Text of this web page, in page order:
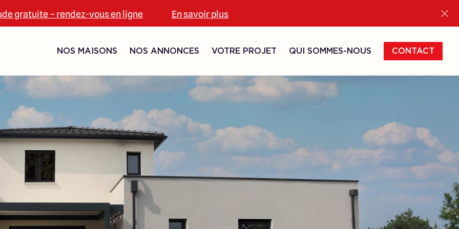
gratuite – rendez-vous en ligne En savoir plus
NOS MAISONS NOS ANNONCES VOTRE PROJET QUI SOMMES-NOUS CONTACT